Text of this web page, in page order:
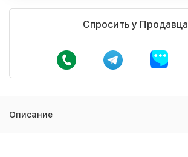
Спросить у Продавца
Описание